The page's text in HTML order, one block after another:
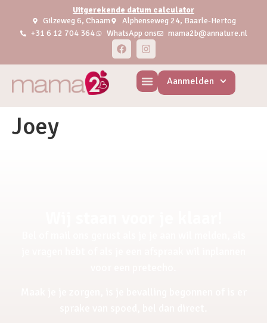
Uitgerekende datum calculator
Gilzeweg 6, Chaam
Alphenseweg 24, Baarle-Hertog
+31 6 12 704 364
WhatsApp ons mama2b@annature.nl
Aanmelden
Joey